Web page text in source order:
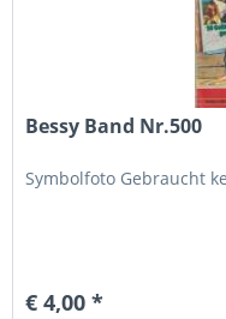
Bessy Band Nr.500
Symbolfoto Gebraucht
€ 4,00 *